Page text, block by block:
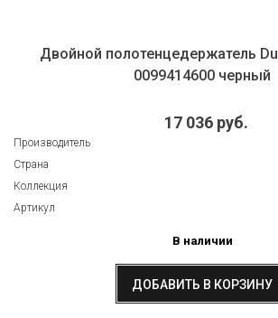
Двойной полотенцедержатель
0099414600 черный
17 036 руб.
Производитель
Страна
Коллекция
Артикул
В наличии
ДОБАВИТЬ В КОРЗИНУ